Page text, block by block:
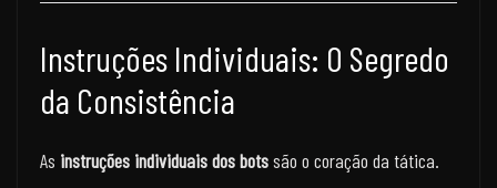
Instruções Individuais: O Segredo
da Consistência
As instruções individuais dos botssão o coração da tática.